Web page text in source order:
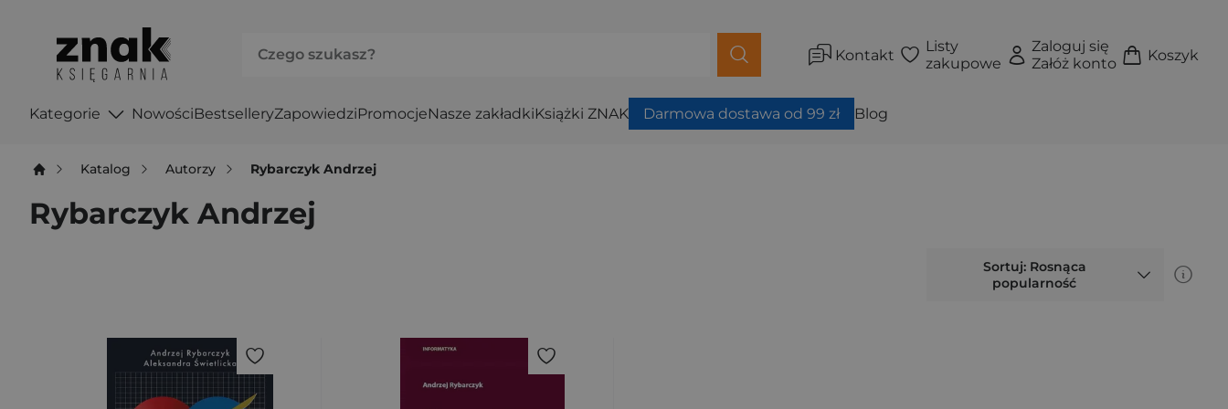
Kontakt
Listy
zakupowe
Zaloguj się
Załóż konto
Koszyk
Kategorie NowościBestselleryZapowiedziPromocjeNasze zakładkiKsiążki ZNAK Darmowa dostawa od 99 zł Blog
Katalog Autorzy Rybarczyk Andrzej
Rybarczyk Andrzej
Sortuj: Rosnąca
popularność